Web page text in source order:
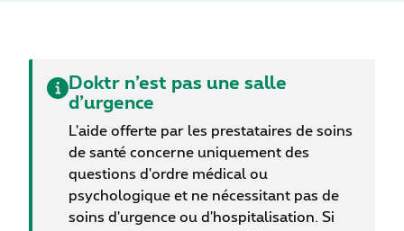
bénéfices comparables en se limitant à 5.000 pas
Doktr n’est pas une salle
d’urgence
L'aide offerte par les prestataires de soins
de santé concerne uniquement des
questions d'ordre médical ou
psychologique et ne nécessitant pas de
soins d'urgence ou d'hospitalisation. Si